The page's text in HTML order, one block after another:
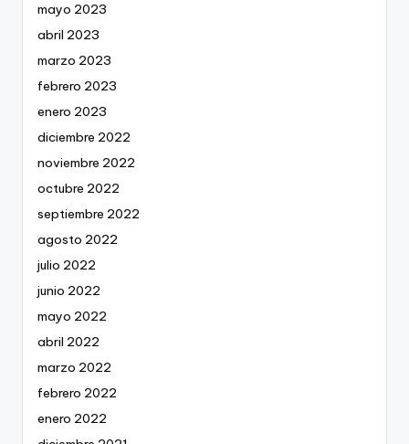
mayo 2023
abril 2023
marzo 2023
febrero 2023
enero 2023
diciembre 2022
noviembre 2022
octubre 2022
septiembre 2022
agosto 2022
julio 2022
junio 2022
mayo 2022
abril 2022
marzo 2022
febrero 2022
enero 2022